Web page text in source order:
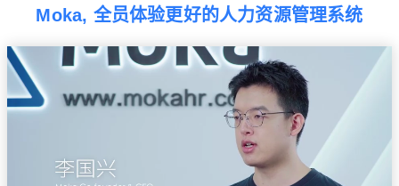
Moka, 全员体验更好的人力资源管理系统